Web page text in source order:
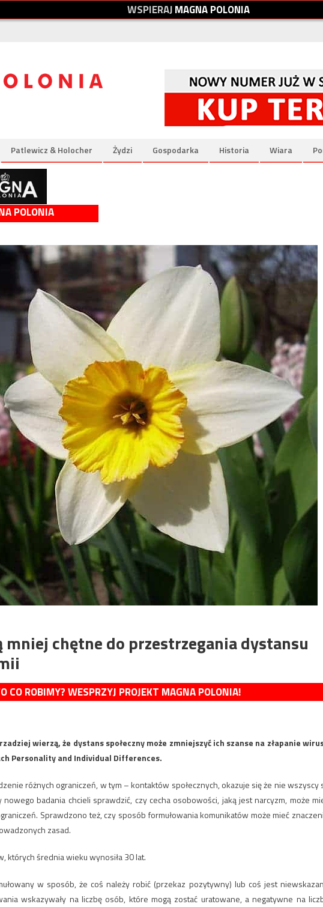
WSPIERAJMAGNAPOLONIA
Patlewicz & Holocher Żydzi Gospodarka Historia Wiara
POLONIA
mniej chętne do przestrzegania dystansu
CO ROBIMY? WESPRZYJ PROJEKT MAGNA POLONIA!
wierzą, że dystans społeczny może zmniejszyć ich szanse na złapanie
Personality and Individual Differences.
różnych ograniczeń, w tym – kontaktów społecznych, okazuje się że nie wszyscy
badania chcieli sprawdzić, czy cecha osobowości, jaką jest narcyzm, może
Sprawdzono też, czy sposób formułowania komunikatów może mieć
zasad.
których średnia wieku wynosiła 30 lat.
w sposób, że coś należy robić (przekaz pozytywny) lub coś jest
wskazywały na liczbę osób, które mogą zostać uratowane, a negatywne na